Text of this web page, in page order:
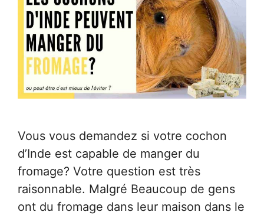
Vous vous demandez si votre cochon
d’Inde est capable de manger du
fromage? Votre question est très
raisonnable. Malgré Beaucoup de gens
ont du fromage dans leur maison dans le